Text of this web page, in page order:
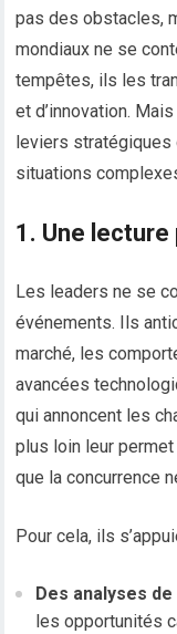
pas des obstacles,
mondiaux ne se
tempêtes, ils les
et d’innovation.
leviers stratégiques
situations
1. Une
Les leaders ne se
événements. Ils
marché, les
avancées
qui annoncent les
plus loin leur
que la concurrence
Pour cela, ils
Des analyses
les opportunités